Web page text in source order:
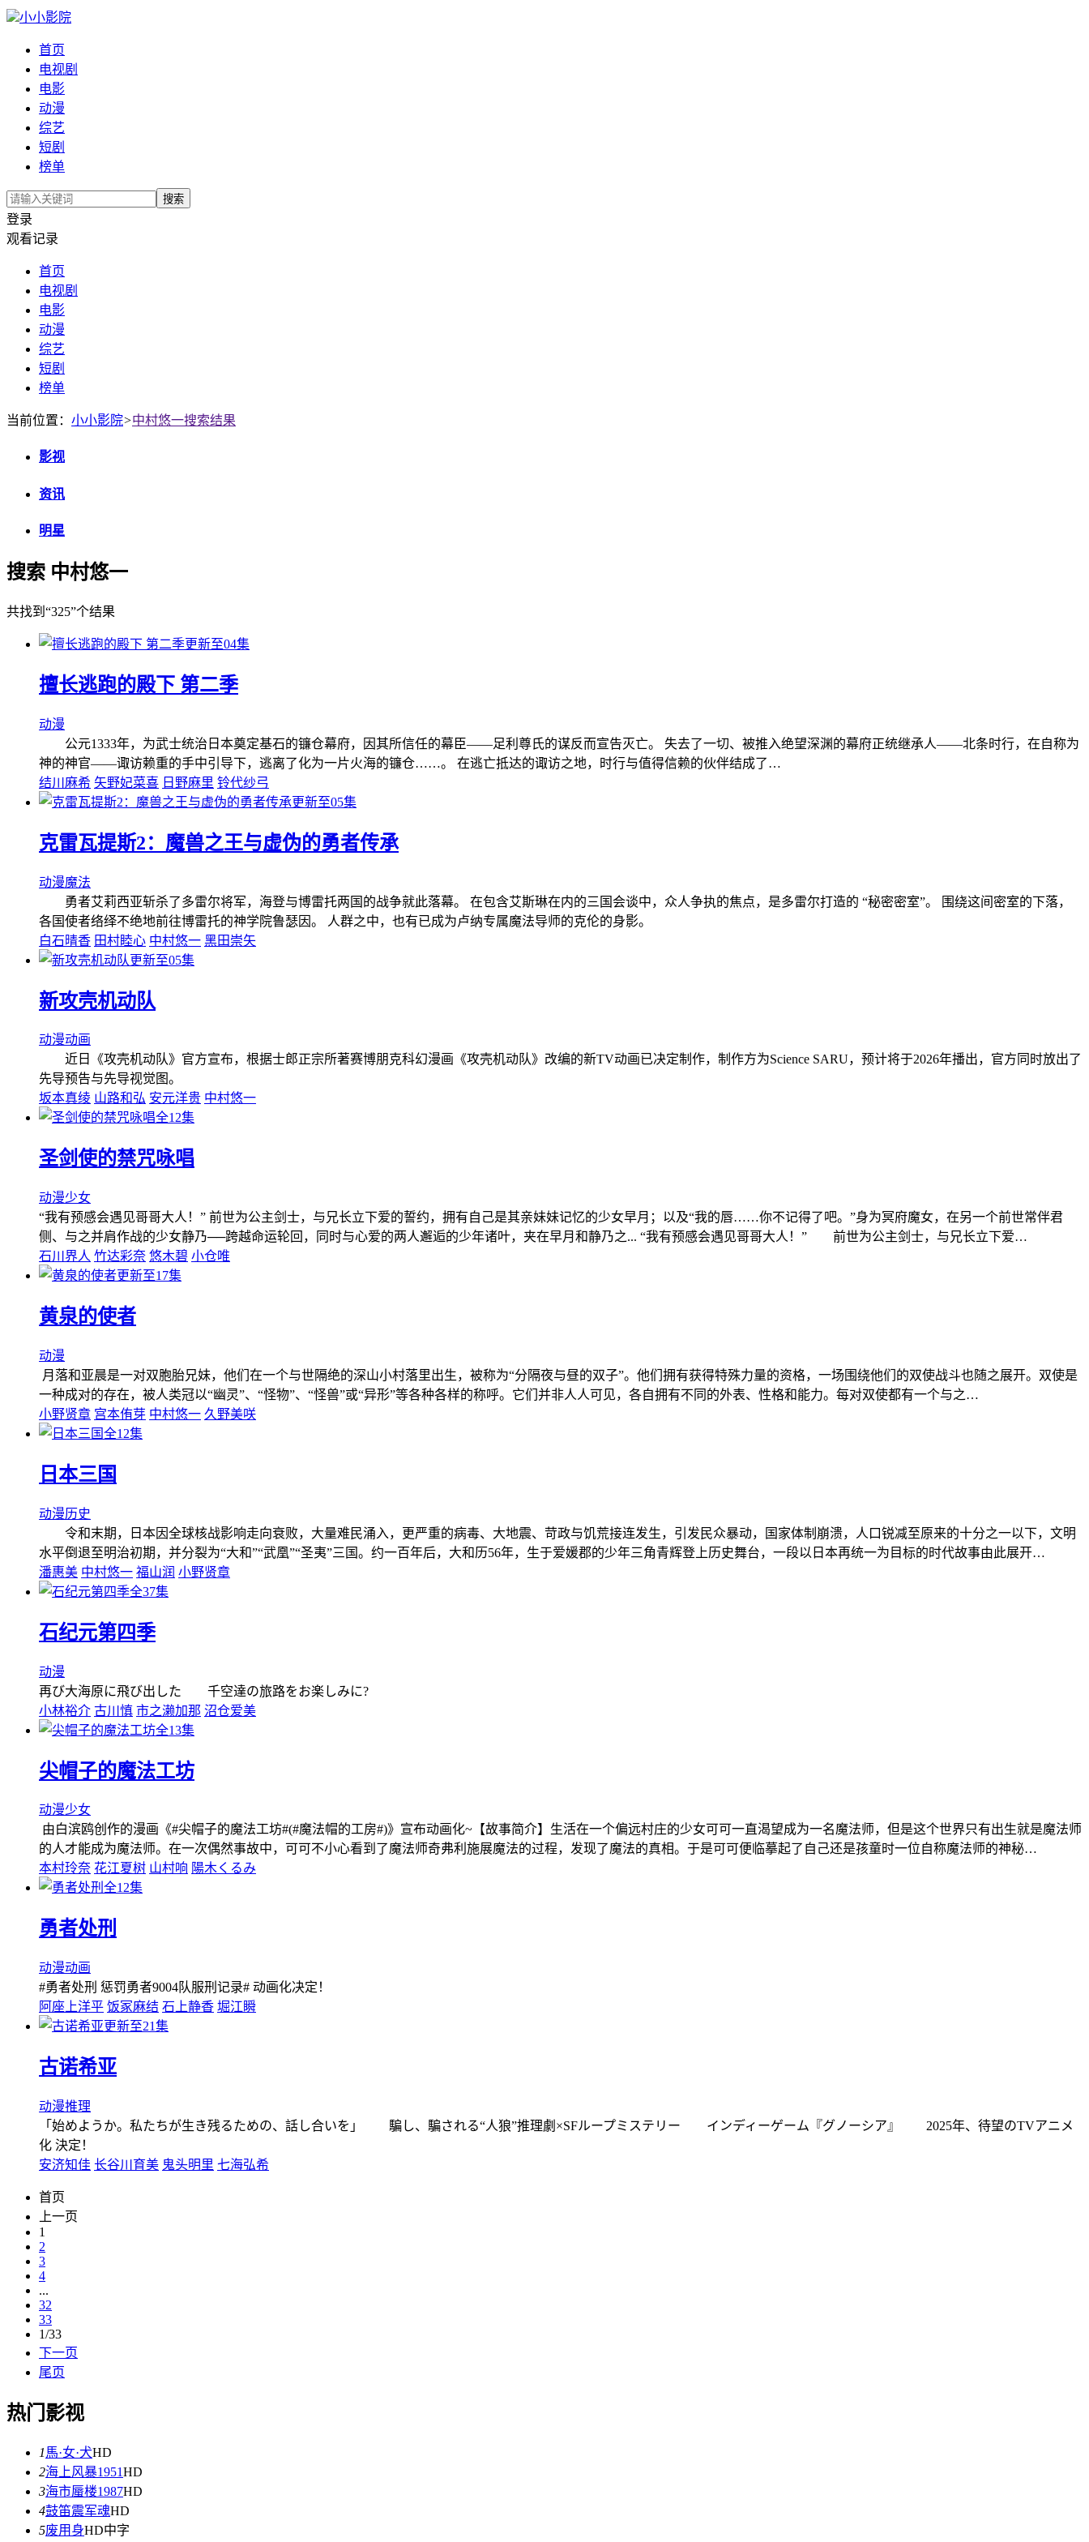
小小影院
首页
电视剧
电影
动漫
综艺
短剧
榜单
搜索
登录
观看记录
首页
电视剧
电影
动漫
综艺
短剧
榜单
当前位置： 小小影院>中村悠一搜索结果
影视
资讯
明星
搜索 中村悠一
共找到 “325”个结果
更新至04集
擅长逃跑的殿下 第二季
动漫
公元1333年，为武士统治日本奠定基石的镰仓幕府，因其所信任的幕臣——足利尊氏的谋反而宣告灭亡。 失去了一切、被推入绝望深渊的幕府正统继承人——北条时行，在自称为
神的神官——诹访赖重的手中引导下，逃离了化为一片火海的镰仓……。 在逃亡抵达的诹访之地，时行与值得信赖的伙伴结成了…
结川麻希 矢野妃菜喜 日野麻里 铃代纱弓
更新至05集
克雷瓦提斯2：魔兽之王与虚伪的勇者传承
动漫魔法
勇者艾莉西亚斩杀了多雷尔将军，海登与博雷托两国的战争就此落幕。 在包含艾斯琳在内的三国会谈中，众人争执的焦点，是多雷尔打造的 “秘密密室”。 围绕这间密室的下落，
各国使者络绎不绝地前往博雷托的神学院鲁瑟因。 人群之中，也有已成为卢纳专属魔法导师的克伦的身影。
白石晴香 田村睦心 中村悠一 黑田崇矢
更新至05集
新攻壳机动队
动漫动画
近日《攻壳机动队》官方宣布，根据士郎正宗所著赛博朋克科幻漫画《攻壳机动队》改编的新TV动画已决定制作，制作方为Science SARU，预计将于2026年播出，官方同时放出了
先导预告与先导视觉图。
坂本真绫 山路和弘 安元洋贵 中村悠一
全12集
圣剑使的禁咒咏唱
动漫少女
“我有预感会遇见哥哥大人！” 前世为公主剑士，与兄长立下爱的誓约，拥有自己是其亲妹妹记忆的少女早月；以及“我的唇……你不记得了吧。”身为冥府魔女，在另一个前世常伴君
侧、与之并肩作战的少女静乃──跨越命运轮回，同时与心爱的两人邂逅的少年诸叶，夹在早月和静乃之... “我有预感会遇见哥哥大人！” 前世为公主剑士，与兄长立下爱…
石川界人 竹达彩奈 悠木碧 小仓唯
更新至17集
黄泉的使者
动漫
月落和亚晨是一对双胞胎兄妹，他们在一个与世隔绝的深山小村落里出生，被称为“分隔夜与昼的双子”。他们拥有获得特殊力量的资格，一场围绕他们的双使战斗也随之展开。双使是
一种成对的存在，被人类冠以“幽灵”、“怪物”、“怪兽”或“异形”等各种各样的称呼。它们并非人人可见，各自拥有不同的外表、性格和能力。每对双使都有一个与之…
小野贤章 宫本侑芽 中村悠一 久野美咲
全12集
日本三国
动漫历史
令和末期，日本因全球核战影响走向衰败，大量难民涌入，更严重的病毒、大地震、苛政与饥荒接连发生，引发民众暴动，国家体制崩溃，人口锐减至原来的十分之一以下，文明
水平倒退至明治初期，并分裂为“大和”“武凰”“圣夷”三国。约一百年后，大和历56年，生于爱媛郡的少年三角青辉登上历史舞台，一段以日本再统一为目标的时代故事由此展开…
潘惠美 中村悠一 福山润 小野贤章
全37集
石纪元第四季
动漫
再び大海原に飛び出した 千空達の旅路をお楽しみに?
小林裕介 古川慎 市之濑加那 沼仓爱美
全13集
尖帽子的魔法工坊
动漫少女
由白滨鸥创作的漫画《#尖帽子的魔法工坊#(#魔法帽的工房#)》宣布动画化~【故事简介】生活在一个偏远村庄的少女可可一直渴望成为一名魔法师，但是这个世界只有出生就是魔法师
的人才能成为魔法师。在一次偶然事故中，可可不小心看到了魔法师奇弗利施展魔法的过程，发现了魔法的真相。于是可可便临摹起了自己还是孩童时一位自称魔法师的神秘…
本村玲奈 花江夏树 山村响 陽木くるみ
全12集
勇者处刑
动漫动画
#勇者处刑 惩罚勇者9004队服刑记录# 动画化决定！
阿座上洋平 饭冢麻结 石上静香 堀江瞬
更新至21集
古诺希亚
动漫推理
「始めようか。私たちが生き残るための、話し合いを」 騙し、騙される“人狼”推理劇×SFループミステリー インディーゲーム『グノーシア』 2025年、待望のTVアニメ
化 決定！
安济知佳 长谷川育美 鬼头明里 七海弘希
首页
上一页
1
2
3
4
...
32
33
1/33
下一页
尾页
热门影视
1 馬·女·犬HD
2海上风暴1951HD
3海市蜃楼1987HD
4鼓笛震军魂HD
5废用身HD中字